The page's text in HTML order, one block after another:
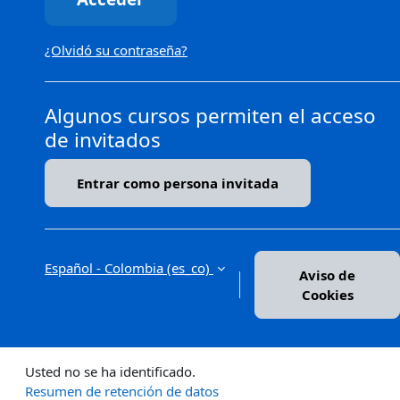
¿Olvidó su contraseña?
Algunos cursos permiten el acceso
de invitados
Entrar como persona invitada
Español - Colombia ‎(es_co)‎
Aviso de
Cookies
Usted no se ha identificado.
Resumen de retención de datos